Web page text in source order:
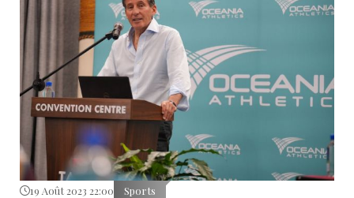
19 Août 2023 22:00 Sports